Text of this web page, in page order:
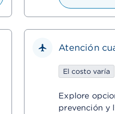
Atención
El costo varía
Explore
prevención y